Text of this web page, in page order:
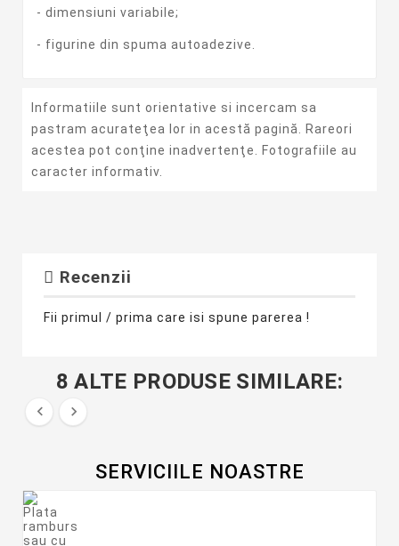
- dimensiuni variabile;
- figurine din spuma autoadezive.
Informatiile sunt orientative si incercam sa
pastram acurateţea lor in acestă pagină. Rareori
acestea pot conţine inadvertenţe. Fotografiile au
caracter informativ.
Recenzii
Fii primul / prima care isi spune parerea !
8 ALTE PRODUSE SIMILARE:
 
SERVICIILE NOASTRE